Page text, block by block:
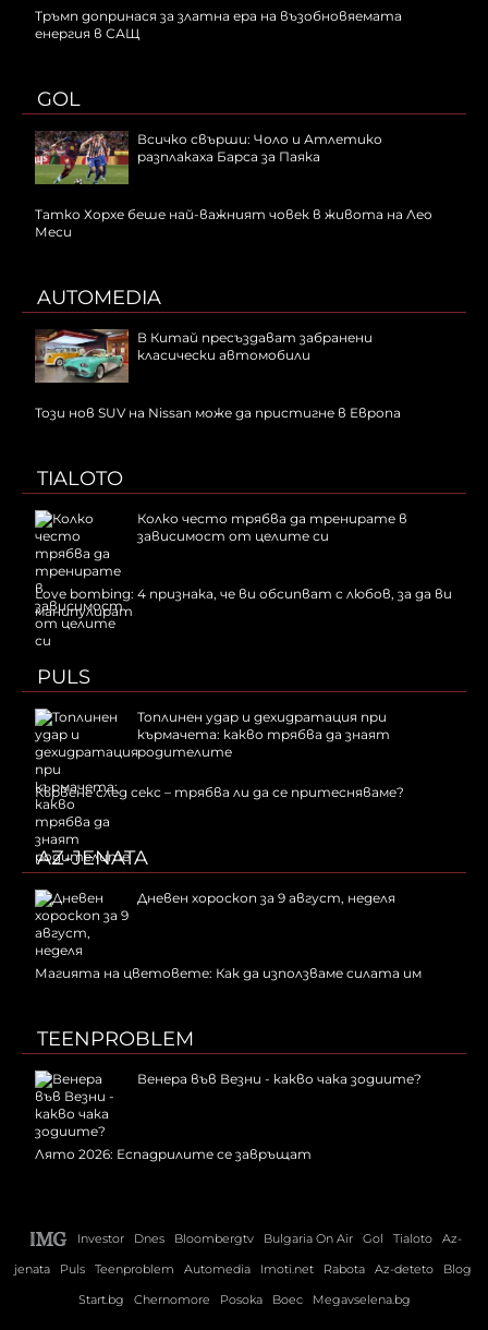
Тръмп допринася за златна ера на възобновяемата
енергия в САЩ
GOL
Всичко свърши: Чоло и Атлетико
разплакаха Барса за Паяка
Татко Хорхе беше най-важният човек в живота на Лео
Меси
AUTOMEDIA
В Китай пресъздават забранени
класически автомобили
Този нов SUV на Nissan може да пристигне в Европа
TIALOTO
Колко често трябва да тренирате в
зависимост от целите си
Love bombing: 4 признака, че ви обсипват с любов, за да ви
манипулират
PULS
Топлинен удар и дехидратация при
кърмачета: какво трябва да знаят
родителите
Кървене след секс – трябва ли да се притесняваме?
AZ-JENATA
Дневен хороскоп за 9 август, неделя
Магията на цветовете: Как да използваме силата им
TEENPROBLEM
Венера във Везни - какво чака зодиите?
Лято 2026: Еспадрилите се завръщат
Investor Dnes Bloombergtv Bulgaria On Air Gol Tialoto
Az-
jenata
Puls Teenproblem Automedia Imoti.net Rabota Az-deteto
Blog
Start.bg
Chernomore Posoka Boec Megavselena.bg